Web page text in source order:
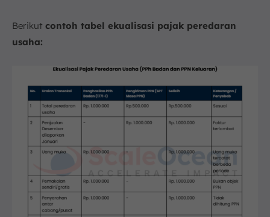
Berikut contoh tabel ekualisasi pajak peredaran
usaha: